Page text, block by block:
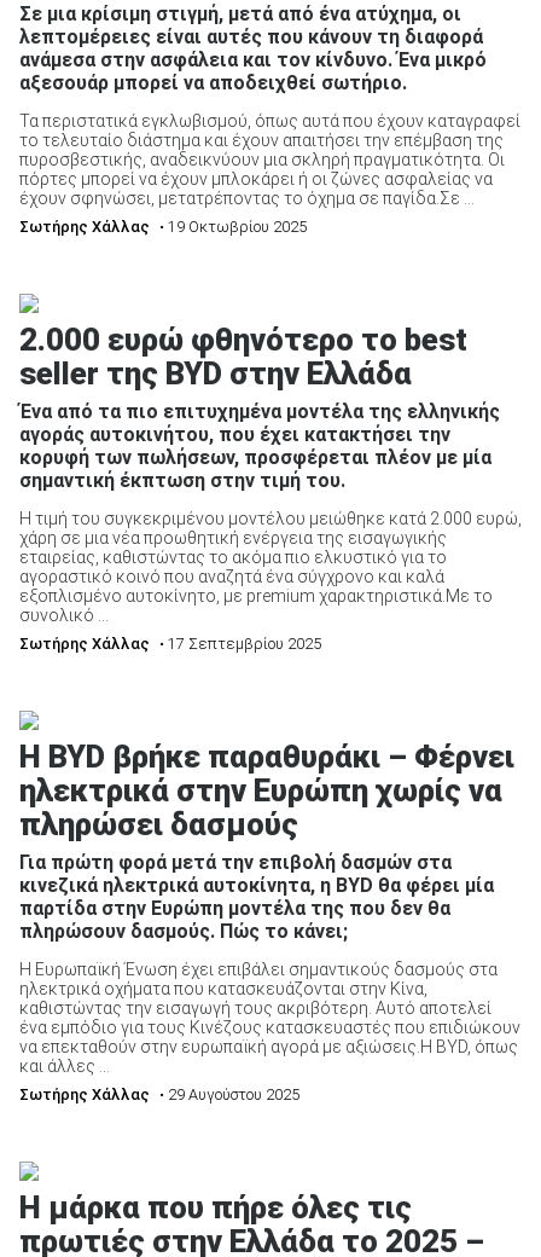
Σε μια κρίσιμη στιγμή, μετά από ένα ατύχημα, οι
λεπτομέρειες είναι αυτές που κάνουν τη διαφορά
ανάμεσα στην ασφάλεια και τον κίνδυνο. Ένα μικρό
αξεσουάρ μπορεί να αποδειχθεί σωτήριο.
Τα περιστατικά εγκλωβισμού, όπως αυτά που έχουν καταγραφεί
το τελευταίο διάστημα και έχουν απαιτήσει την επέμβαση της
πυροσβεστικής, αναδεικνύουν μια σκληρή πραγματικότητα. Οι
πόρτες μπορεί να έχουν μπλοκάρει ή οι ζώνες ασφαλείας να
έχουν σφηνώσει, μετατρέποντας το όχημα σε παγίδα.Σε ...
Σωτήρης Χάλλας • 19 Οκτωβρίου 2025
2.000 ευρώ φθηνότερο το best
seller της BYD στην Ελλάδα
Ένα από τα πιο επιτυχημένα μοντέλα της ελληνικής
αγοράς αυτοκινήτου, που έχει κατακτήσει την
κορυφή των πωλήσεων, προσφέρεται πλέον με μία
σημαντική έκπτωση στην τιμή του.
Η τιμή του συγκεκριμένου μοντέλου μειώθηκε κατά 2.000 ευρώ,
χάρη σε μια νέα προωθητική ενέργεια της εισαγωγικής
εταιρείας, καθιστώντας το ακόμα πιο ελκυστικό για το
αγοραστικό κοινό που αναζητά ένα σύγχρονο και καλά
εξοπλισμένο αυτοκίνητο, με premium χαρακτηριστικά.Με το
συνολικό ...
Σωτήρης Χάλλας • 17 Σεπτεμβρίου 2025
Η BYD βρήκε παραθυράκι – Φέρνει
ηλεκτρικά στην Ευρώπη χωρίς να
πληρώσει δασμούς
Για πρώτη φορά μετά την επιβολή δασμών στα
κινεζικά ηλεκτρικά αυτοκίνητα, η BYD θα φέρει μία
παρτίδα στην Ευρώπη μοντέλα της που δεν θα
πληρώσουν δασμούς. Πώς το κάνει;
Η Ευρωπαϊκή Ένωση έχει επιβάλει σημαντικούς δασμούς στα
ηλεκτρικά οχήματα που κατασκευάζονται στην Κίνα,
καθιστώντας την εισαγωγή τους ακριβότερη. Αυτό αποτελεί
ένα εμπόδιο για τους Κινέζους κατασκευαστές που επιδιώκουν
να επεκταθούν στην ευρωπαϊκή αγορά με αξιώσεις.Η BYD, όπως
και άλλες ...
Σωτήρης Χάλλας • 29 Αυγούστου 2025
Η μάρκα που πήρε όλες τις
πρωτιές στην Ελλάδα το 2025 –